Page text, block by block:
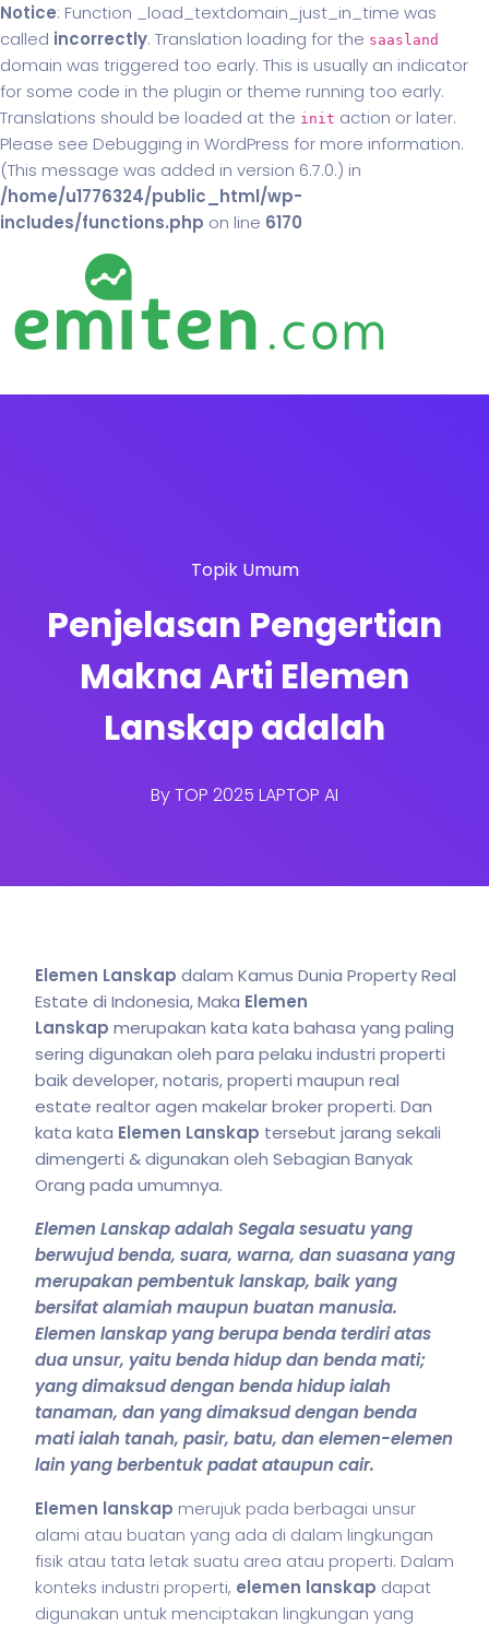
Notice: Function _load_textdomain_just_in_time was
called incorrectly. Translation loading for the saasland
domain was triggered too early. This is usually an indicator
for some code in the plugin or theme running too early.
Translations should be loaded at the init action or later.
Please see Debugging in WordPress for more information.
(This message was added in version 6.7.0.) in
/home/u1776324/public_html/wp-
includes/functions.php on line 6170
Topik Umum
Penjelasan Pengertian
Makna Arti Elemen
Lanskap adalah
ByTOP 2025 LAPTOP AI
Elemen Lanskap dalam Kamus Dunia Property Real
Estate di Indonesia, Maka Elemen
Lanskap merupakan kata kata bahasa yang paling
sering digunakan oleh para pelaku industri properti
baik developer, notaris, properti maupun real
estate realtor agen makelar broker properti. Dan
kata kata Elemen Lanskap tersebut jarang sekali
dimengerti & digunakan oleh Sebagian Banyak
Orang pada umumnya.
Elemen Lanskap adalah Segala sesuatu yang
berwujud benda, suara, warna, dan suasana yang
merupakan pembentuk lanskap, baik yang
bersifat alamiah maupun buatan manusia.
Elemen lanskap yang berupa benda terdiri atas
dua unsur, yaitu benda hidup dan benda mati;
yang dimaksud dengan benda hidup ialah
tanaman, dan yang dimaksud dengan benda
mati ialah tanah, pasir, batu, dan elemen-elemen
lain yang berbentuk padat ataupun cair.
Elemen lanskap merujuk pada berbagai unsur
alami atau buatan yang ada di dalam lingkungan
fisik atau tata letak suatu area atau properti. Dalam
konteks industri properti, elemen lanskap dapat
digunakan untuk menciptakan lingkungan yang